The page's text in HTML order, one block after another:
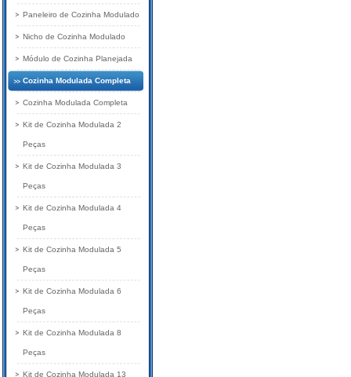
Paneleiro de Cozinha Modulado
Nicho de Cozinha Modulado
Módulo de Cozinha Planejada
Cozinha Modulada Completa
Cozinha Modulada Completa
Kit de Cozinha Modulada 2
Peças
Kit de Cozinha Modulada 3
Peças
Kit de Cozinha Modulada 4
Peças
Kit de Cozinha Modulada 5
Peças
Kit de Cozinha Modulada 6
Peças
Kit de Cozinha Modulada 8
Peças
Kit de Cozinha Modulada 13